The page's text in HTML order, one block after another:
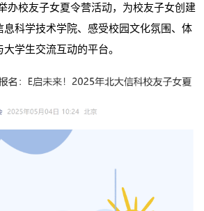
办校友子女夏令营活动，为校友子女创建
科学技术学院、感受校园文化氛围、体
学生交流互动的平台。